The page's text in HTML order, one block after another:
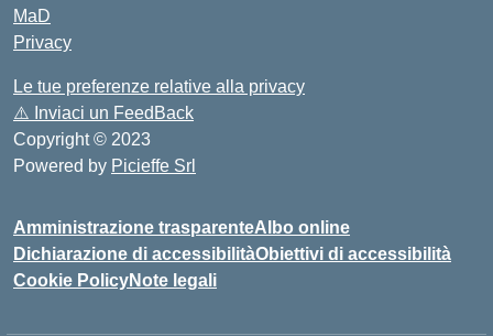
MaD
Privacy
Le tue preferenze relative alla privacy
⚠️ Inviaci un FeedBack
Copyright © 2023
Powered by Picieffe Srl
Amministrazione trasparenteAlbo online
Dichiarazione di accessibilitàObiettivi di accessibilità
Cookie PolicyNote legali